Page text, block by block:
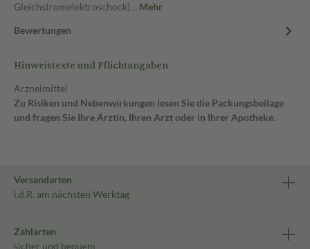
Gleichstromelektroschock)… Mehr
Bewertungen
Hinweistexte und Pflichtangaben
Arzneimittel
Zu Risiken und Nebenwirkungen lesen Sie die Packungsbeilage
und fragen Sie Ihre Ärztin, Ihren Arzt oder in Ihrer Apotheke.
Versandarten
i.d.R. am nächsten Werktag
Zahlarten
sicher und bequem